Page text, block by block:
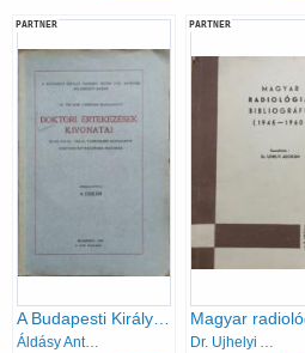
PARTNER
Áldásy Antal (összeáll.)
PARTNER
Dr. Ujhelyi Adorján